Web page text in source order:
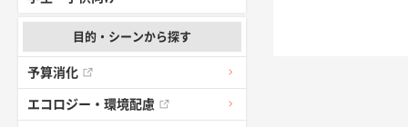
目的・シーンから探す
予算消化
エコロジー・環境配慮